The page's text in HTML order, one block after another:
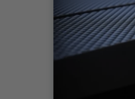
La IA está
en las redes
gran escala se